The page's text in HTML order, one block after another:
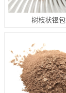
树枝状银